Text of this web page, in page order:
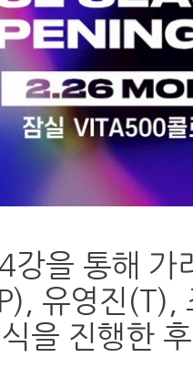
강을 통해 가
유영진(T),
을 진행한